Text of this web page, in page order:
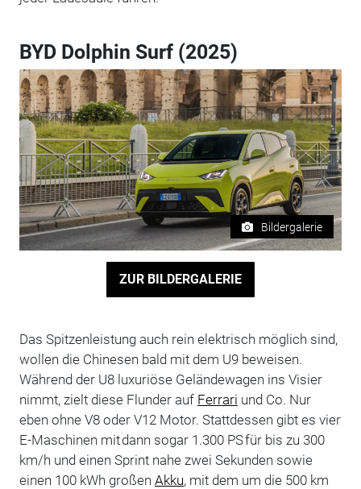
BYD Dolphin Surf (2025)
Bildergalerie
ZUR BILDERGALERIE
Das Spitzenleistung auch rein elektrisch möglich sind,
wollen die Chinesen bald mit dem U9 beweisen.
Während der U8 luxuriöse Geländewagen ins Visier
nimmt, zielt diese Flunder auf Ferrari und Co. Nur
eben ohne V8 oder V12 Motor. Stattdessen gibt es vier
E-Maschinen mit dann sogar 1.300 PS für bis zu 300
km/h und einen Sprint nahe zwei Sekunden sowie
einen 100 kWh großen Akku, mit dem um die 500 km